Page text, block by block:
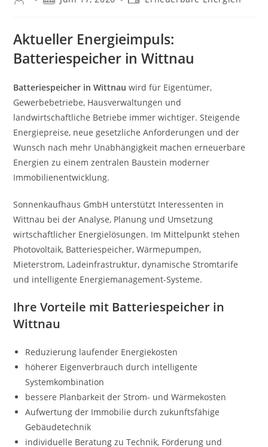
Aktueller Energieimpuls:
Batteriespeicher in Wittnau
Batteriespeicher in Wittnau wird für Eigentümer,
Gewerbebetriebe, Hausverwaltungen und
landwirtschaftliche Betriebe immer wichtiger. Steigende
Energiepreise, neue gesetzliche Anforderungen und der
Wunsch nach mehr Unabhängigkeit machen erneuerbare
Energien zu einem zentralen Baustein moderner
Immobilienentwicklung.
Sonnenkaufhaus GmbH unterstützt Interessenten in
Wittnau bei der Analyse, Planung und Umsetzung
wirtschaftlicher Energielösungen. Im Mittelpunkt stehen
Photovoltaik, Batteriespeicher, Wärmepumpen,
Mieterstrom, Ladeinfrastruktur, dynamische Stromtarife
und intelligente Energiemanagement-Systeme.
Ihre Vorteile mit Batteriespeicher in
Wittnau
Reduzierung laufender Energiekosten
höherer Eigenverbrauch durch intelligente
Systemkombination
bessere Planbarkeit der Strom- und Wärmekosten
Aufwertung der Immobilie durch zukunftsfähige
Gebäudetechnik
individuelle Beratung zu Technik, Förderung und